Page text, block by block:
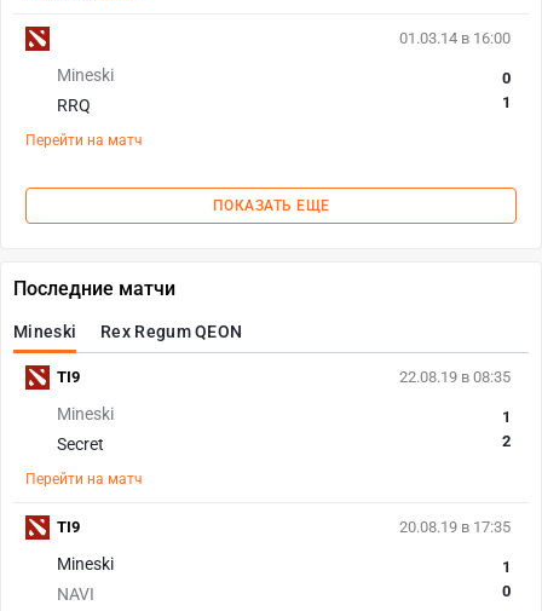
01.03.14 в 16:00
Mineski
RRQ
0
1
Перейти на матч
ПОКАЗАТЬ ЕЩЕ
Последние матчи
Mineski Rex Regum QEON
22.08.19 в 08:35
Mineski
Secret
1
2
Перейти на матч
TI9
20.08.19 в 17:35
Mineski
NAVI
1
0
TI9